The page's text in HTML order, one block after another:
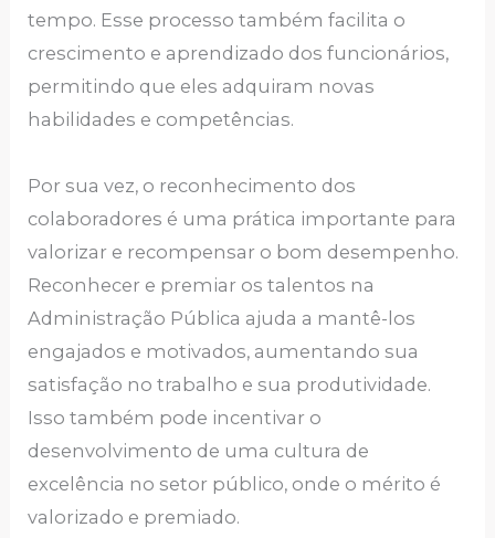
tempo. Esse processo também facilita o
crescimento e aprendizado dos funcionários,
permitindo que eles adquiram novas
habilidades e competências.
Por sua vez, o reconhecimento dos
colaboradores é uma prática importante para
valorizar e recompensar o bom desempenho.
Reconhecer e premiar os talentos na
Administração Pública ajuda a mantê-los
engajados e motivados, aumentando sua
satisfação no trabalho e sua produtividade.
Isso também pode incentivar o
desenvolvimento de uma cultura de
excelência no setor público, onde o mérito é
valorizado e premiado.